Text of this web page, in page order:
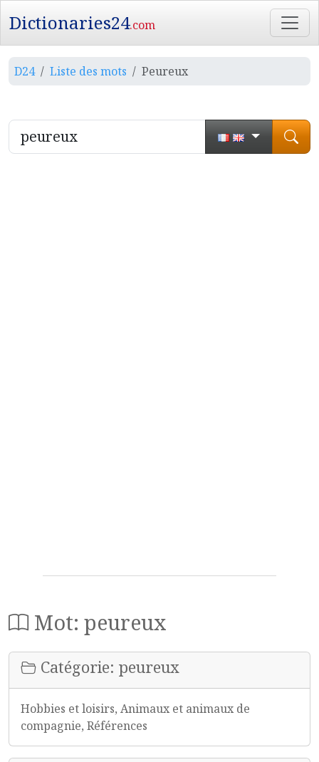
Dictionaries24.com
D24 Liste des mots Peureux
Mot: peureux
Catégorie: peureux
Hobbies et loisirs, Animaux et animaux de
compagnie, Références